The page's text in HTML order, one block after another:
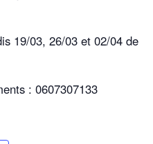
19/03, 26/03 et 02/04 de
: 0607307133